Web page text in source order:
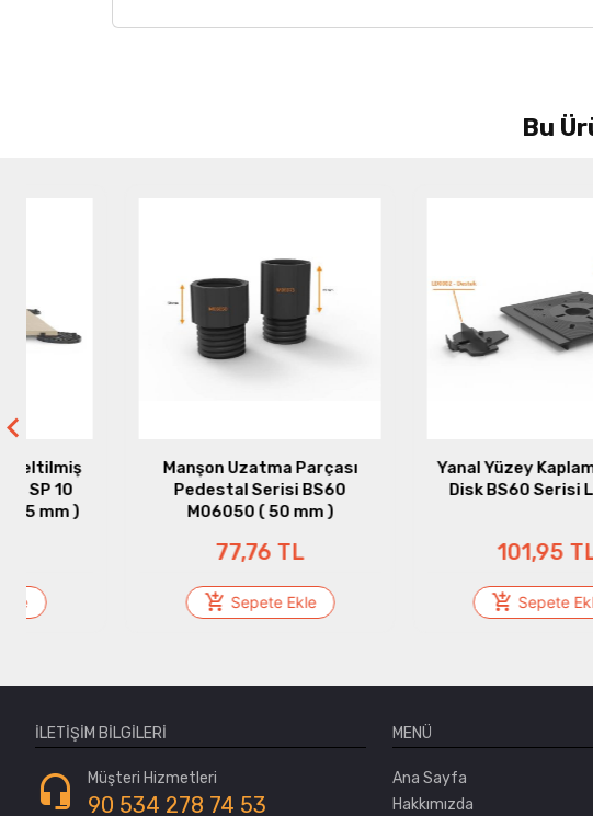
Bu
Manşon Uzatma Parçası
Pedestal Serisi BS60
M06050 ( 50 mm )
Sepete Ekle
Yanal Yüzey Kaplama - Kare
Disk BS60 Serisi LD0001
101,95 TL
Sepete Ekle
İLETIŞIM BILGILERI
Müşteri Hizmetleri
90 534 278 74 53
MENÜ
Ana Sayfa
Hakkımızda